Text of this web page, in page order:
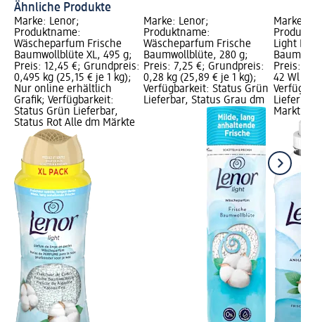
Ähnliche Produkte
Marke: Lenor;
Produktname:
Wäscheparfum Frische
Baumwollblüte XL, 495 g;
Preis: 12,45 €; Grundpreis:
0,495 kg (25,15 € je 1 kg);
Nur online erhältlich
Grafik; Verfügbarkeit:
Status Grün Lieferbar,
Status Rot Alle dm Märkte
Marke: Lenor;
Produktname:
Wäscheparfum Frische
Baumwollblüte, 280 g;
Preis: 7,25 €; Grundpreis:
0,28 kg (25,89 € je 1 kg);
Verfügbarkeit: Status Grün
Lieferbar, Status Grau dm
Marke:
Light
Preis:
42 Wl
Markt